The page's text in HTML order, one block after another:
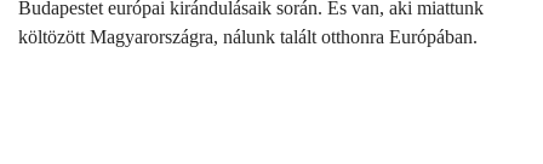
Budapestet európai kirándulásaik során. És van, aki miattunk
költözött Magyarországra, nálunk talált otthonra Európában.